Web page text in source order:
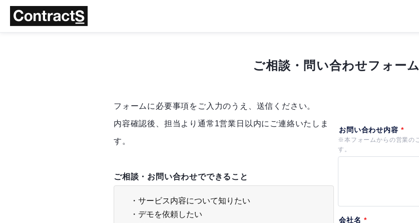
ご相談・問い合わせフォーム
フォームに必要事項をご入力のうえ、送信ください。
内容確認後、担当より通常1営業日以内にご連絡いたしま
す。
ご相談・お問い合わせでできること
・サービス内容について知りたい
・デモを依頼したい